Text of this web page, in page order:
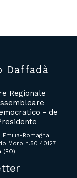
Daffadà
Regionale
- de
Emilia-Romagna
Moro n.50 40127
(BO)